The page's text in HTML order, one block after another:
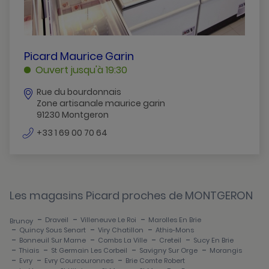
Gif-Sur-Yvette
Les-Ulis
Massy
Milly-La-Foret
Morangis
Palaiseau
Quincy-Sous-Senart
PICARD
MAURICE
MONTGERON
Picard Maurice Garin
Ouvert jusqu'à 19:30
Rue du bourdonnais
Zone artisanale maurice garin
91230 Montgeron
+33 1 69 00 70 64
Les magasins Picard proches de MONTGERON
Brunoy - Draveil - Villeneuve Le Roi - Marolles En Brie
- Quincy Sous Senart - Viry Chatillon - Athis-Mons
- Bonneuil Sur Marne - Combs La Ville - Creteil - Sucy En Brie
- Thiais - St Germain Les Corbeil - Savigny Sur Orge - Morangis
- Evry - Evry Courcouronnes - Brie Comte Robert